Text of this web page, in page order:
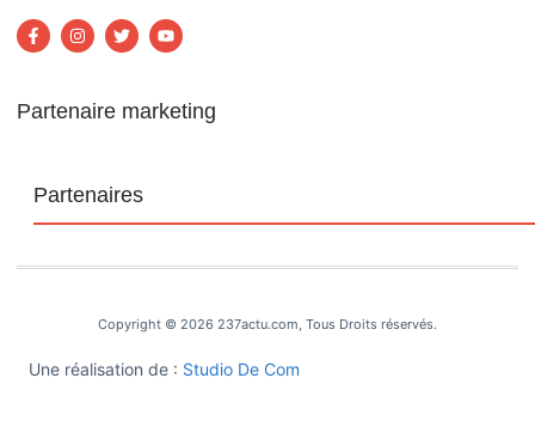
Partenaire marketing
Partenaires
Copyright © 2026 237actu.com, Tous Droits réservés.
Une réalisation de : Studio De Com